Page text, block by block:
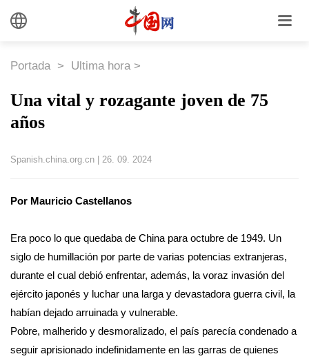
Portada > Ultima hora >
Una vital y rozagante joven de 75
años
Spanish.china.org.cn 26. 09. 2024
Por Mauricio Castellanos
Era poco lo que quedaba de China para octubre de 1949. Un
siglo de humillación por parte de varias potencias extranjeras,
durante el cual debió enfrentar, además, la voraz invasión del
ejército japonés y luchar una larga y devastadora guerra civil, la
habían dejado arruinada y vulnerable.
Pobre, malherido y desmoralizado, el país parecía condenado a
seguir aprisionado indefinidamente en las garras de quienes